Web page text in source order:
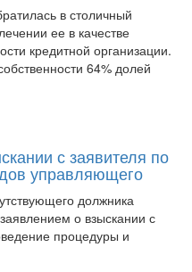
кредитной организации.
64% долей
управляющего
должника
о взыскании с
процедуры и